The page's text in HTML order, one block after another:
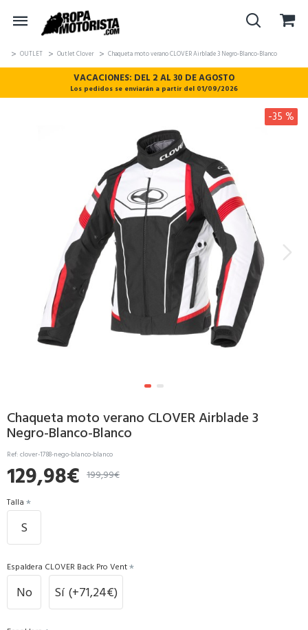
OUTLET Outlet Clover Chaqueta moto verano CLOVER Airblade 3 Negro-Blanco-Blanco
VACACIONES: DEL 2 AL 30 DE AGOSTO
Los pedidos se enviarán a partir del 01/09/2026
-35 %
Chaqueta moto verano CLOVER Airblade 3
Negro-Blanco-Blanco
129,98€ 199,99€
Ref: clover-1788-nego-blanco-blanco
Talla
S
Espaldera CLOVER Back Pro Vent
No Sí (+71,24€)